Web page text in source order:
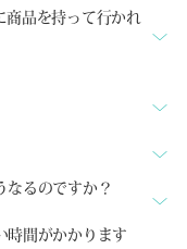
商品を持って行かれ
なるのですか？
時間がかかります